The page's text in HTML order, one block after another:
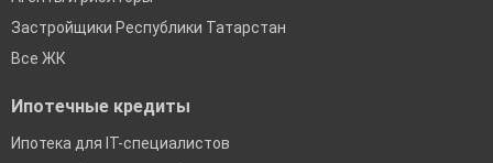
Застройщики Республики Татарстан
Все ЖК
Ипотечные кредиты
Ипотека для IT-специалистов